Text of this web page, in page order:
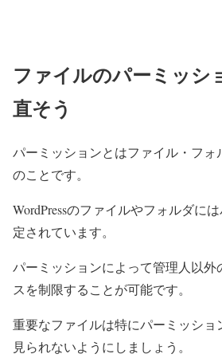
ファイルのパーミッシ
直そう
パーミッションとはファイル・フォ
のことです。
WordPressのファイルやフォルダに
定されています。
パーミッションによって管理人以外
スを制限することが可能です。
重要なファイルは特にパーミッショ
見られないようにしましょう。